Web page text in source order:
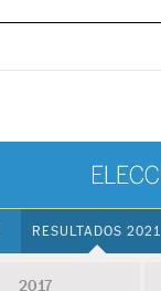
RESULTADOS 2021
2017